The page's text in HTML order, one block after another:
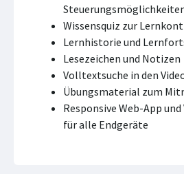
Wissensquiz zur
Lernhistorie und
Lesezeichen und Notizen
Volltextsuche in den
Übungsmaterial zum
Responsive Web-App
für alle Endgeräte